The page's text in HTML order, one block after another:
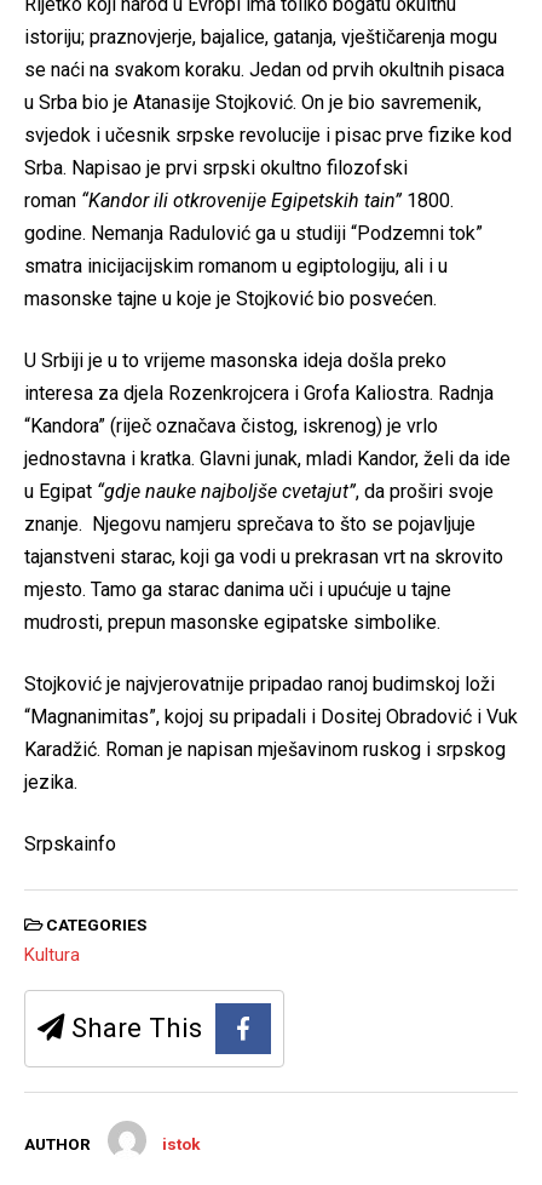
istoriju; praznovjerje, bajalice, gatanja, vještičarenja mogu
se naći na svakom koraku. Jedan od prvih okultnih pisaca
u Srba bio je Atanasije Stojković. On je bio savremenik,
svjedok i učesnik srpske revolucije i pisac prve fizike kod
Srba. Napisao je prvi srpski okultno filozofski
roman “Kandor ili otkrovenije Egipetskih tain”1800.
godine. Nemanja Radulović ga u studiji “Podzemni tok”
smatra inicijacijskim romanom u egiptologiju, ali i u
masonske tajne u koje je Stojković bio posvećen.
U Srbiji je u to vrijeme masonska ideja došla preko
interesa za djela Rozenkrojcera i Grofa Kaliostra. Radnja
“Kandora” (riječ označava čistog, iskrenog) je vrlo
jednostavna i kratka. Glavni junak, mladi Kandor, želi da ide
u Egipat “gdje nauke najboljše cvetajut”, da proširi svoje
znanje. Njegovu namjeru sprečava to što se pojavljuje
tajanstveni starac, koji ga vodi u prekrasan vrt na skrovito
mjesto. Tamo ga starac danima uči i upućuje u tajne
mudrosti, prepun masonske egipatske simbolike.
Stojković je najvjerovatnije pripadao ranoj budimskoj loži
“Magnanimitas”, kojoj su pripadali i Dositej Obradović i Vuk
Karadžić. Roman je napisan mješavinom ruskog i srpskog
jezika.
Srpskainfo
CATEGORIES
Kultura
Share This
AUTHOR istok